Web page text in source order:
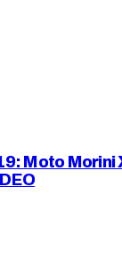
Moto Morini